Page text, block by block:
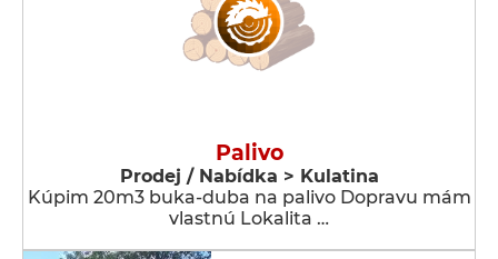
Palivo
Prodej / Nabídka > Kulatina
Kúpim 20m3 buka-duba na palivo Dopravu mám
vlastnú Lokalita …